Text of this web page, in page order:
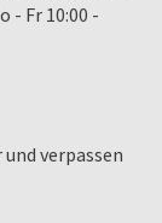
- Fr 10:00 -
verpassen